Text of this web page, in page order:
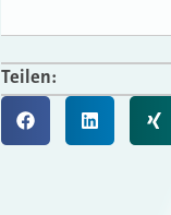
Teilen: